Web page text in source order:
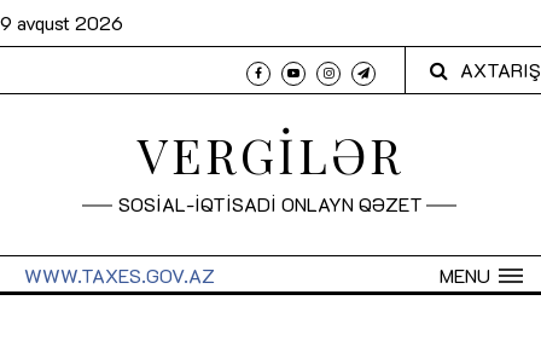
9 avqust 2026
AXTARIŞ
VERGİLƏR
SOSİAL-İQTİSADİ ONLAYN QƏZET
MENU
WWW.TAXES.GOV.AZ